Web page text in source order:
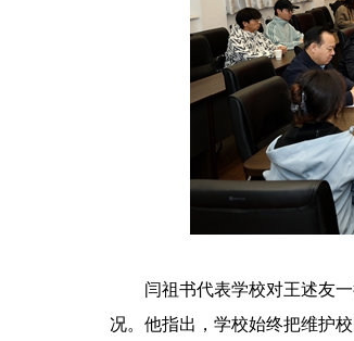
闫祖书代表学校对王述友
况。他指出，学校始终把维护